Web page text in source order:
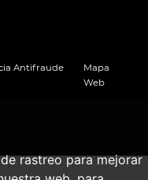
rastreo para mejorar
Antifraude
Mapa
Web